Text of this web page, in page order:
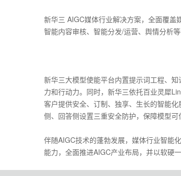
新华三 AIGC媒体行业解决方案，全面覆盖
智能内容审核、智能分发/运营、舆情分析
新华三大模型使能平台内置提示词工程、
力和行动力。同时，新华三依托百业灵犀
客户提供安全、订制、独享、生长的智能
侧、回答侧设置三重安全防护，保障模型可
伴随AIGC技术的蓬勃发展，媒体行业智能
能力，全面推进AIGC产业布局，并以软硬